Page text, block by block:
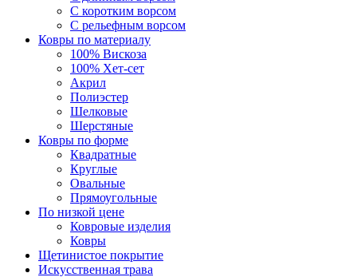
С коротким ворсом
С рельефным ворсом
Ковры по материалу
100% Вискоза
100% Хет-сет
Акрил
Полиэстер
Шелковые
Шерстяные
Ковры по форме
Квадратные
Круглые
Овальные
Прямоугольные
По низкой цене
Ковровые изделия
Ковры
Щетинистое покрытие
Искусственная трава